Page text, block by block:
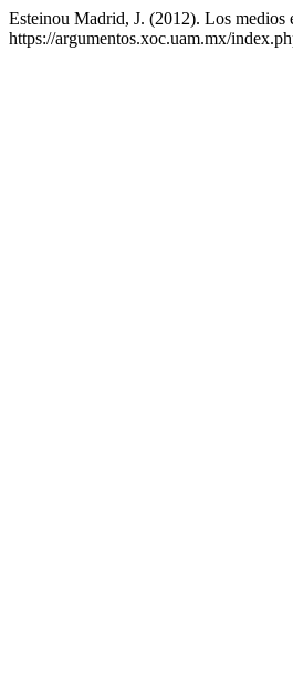
Esteinou Madrid, J. (2012). Los
https://argumentos.xoc.uam.mx/